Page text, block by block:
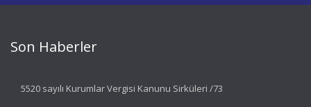
Son Haberler
5520 sayılı Kurumlar Vergisi Kanunu Sirküleri /73